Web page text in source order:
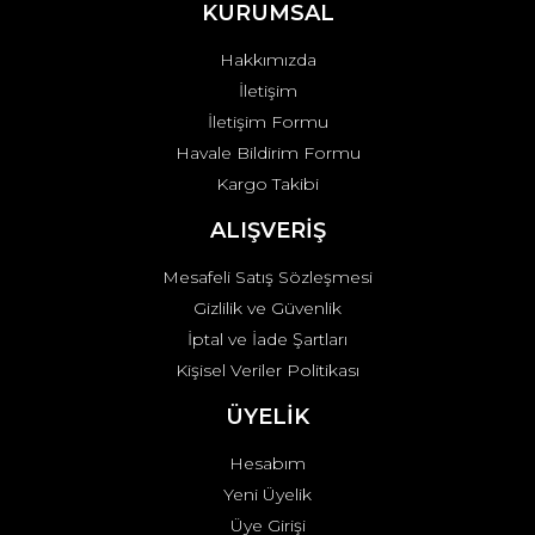
Ürün fiyatı diğer sitelerden daha pahalı.
Gönder
KURUMSAL
Hakkımızda
İletişim
İletişim Formu
Havale Bildirim Formu
Kargo Takibi
ALIŞVERİŞ
Mesafeli Satış Sözleşmesi
Gizlilik ve Güvenlik
İptal ve İade Şartları
Kişisel Veriler Politikası
ÜYELİK
Hesabım
Yeni Üyelik
Üye Girişi